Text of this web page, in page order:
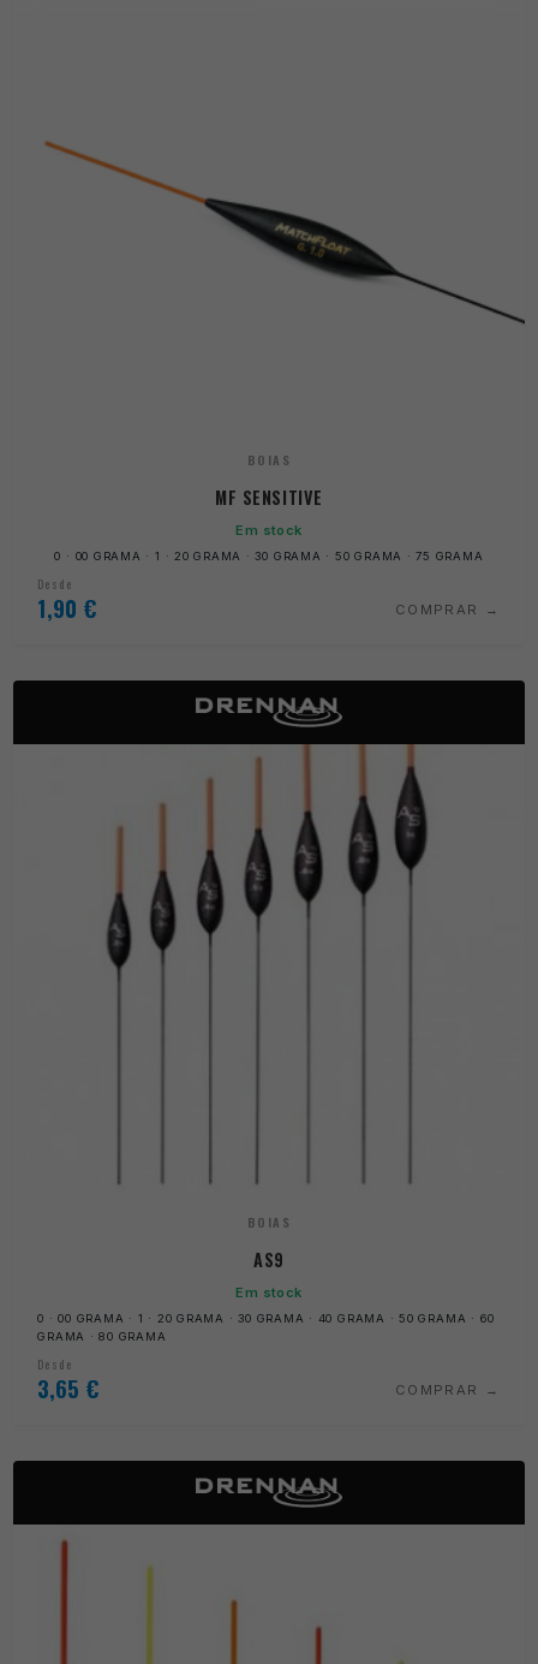
BOIAS
MF SENSITIVE
Em stock
0 · 00 GRAMA · 1 · 20 GRAMA · 30 GRAMA · 50 GRAMA · 75 GRAMA
Desde
1,90 € COMPRAR
BOIAS
AS9
Em stock
0 · 00 GRAMA · 1 · 20 GRAMA · 30 GRAMA · 40 GRAMA · 50 GRAMA · 60
GRAMA · 80 GRAMA
Desde
3,65 € COMPRAR